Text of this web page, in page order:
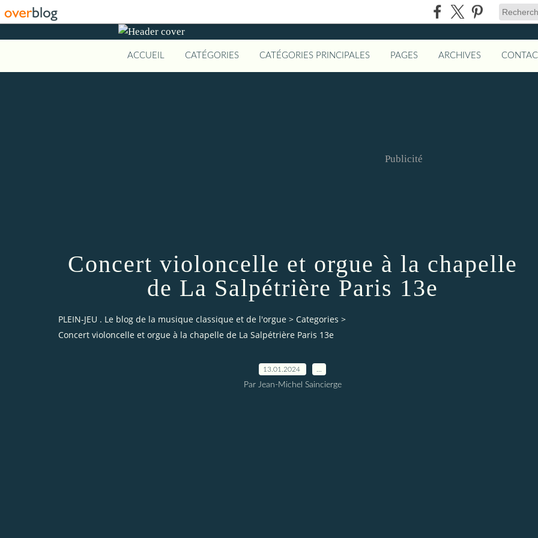
ACCUEIL CATÉGORIES CATÉGORIES PRINCIPALES PAGES ARCHIVES
Publicité
Concert violoncelle et orgue à la chapelle
de La Salpétrière Paris 13e
PLEIN-JEU . Le blog de la musique classique et de l'orgue > Categories >
Concert violoncelle et orgue à la chapelle de La Salpétrière Paris 13e
13.01.2024
Par Jean-Michel Saincierge